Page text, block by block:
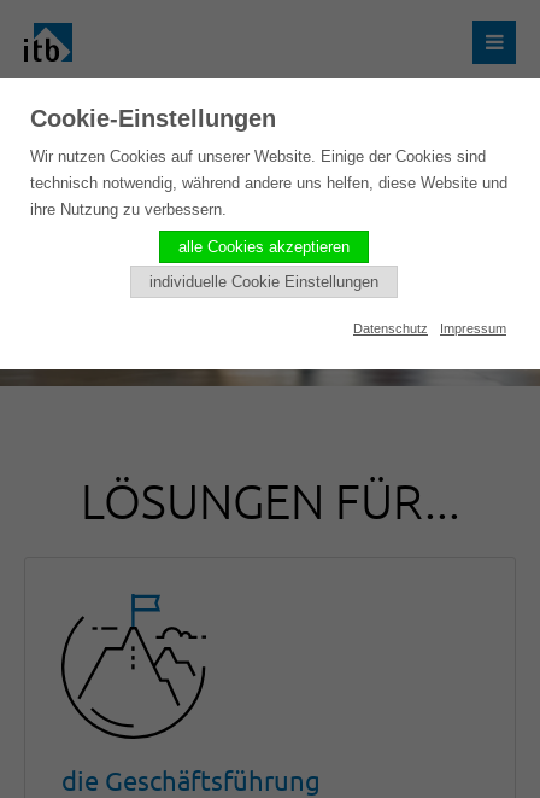
LÖSUNGEN FÜR...
die Geschäftsführung
Cookie-Einstellungen
Wir nutzen Cookies auf unserer Website. Einige der Cookies sind
technisch notwendig, während andere uns helfen, diese Website und
ihre Nutzung zu verbessern.
alle Cookies akzeptieren
individuelle Cookie Einstellungen
Datenschutz Impressum